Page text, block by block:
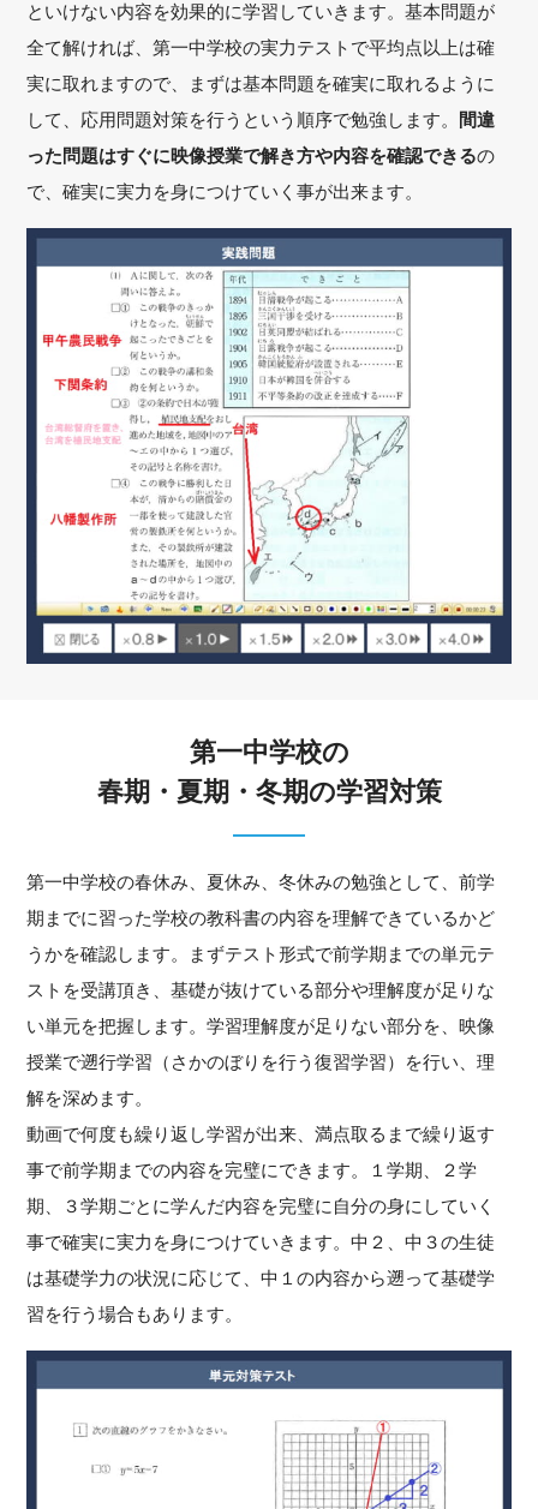
といけない内容を効果的に学習していきます。基本問題が
全て解ければ、第一中学校の実力テストで平均点以上は確
実に取れますので、まずは基本問題を確実に取れるように
して、応用問題対策を行うという順序で勉強します。 間違
った問題はすぐに映像授業で解き方や内容を確認できるの
で、確実に実力を身につけていく事が出来ます。
第一中学校の
春期・夏期・冬期の学習対策
第一中学校の春休み、夏休み、冬休みの勉強として、前学
期までに習った学校の教科書の内容を理解できているかど
うかを確認します。まずテスト形式で前学期までの単元テ
ストを受講頂き、基礎が抜けている部分や理解度が足りな
い単元を把握します。学習理解度が足りない部分を、映像
授業で遡行学習（さかのぼりを行う復習学習）を行い、理
解を深めます。
動画で何度も繰り返し学習が出来、満点取るまで繰り返す
事で前学期までの内容を完璧にできます。１学期、２学
期、３学期ごとに学んだ内容を完璧に自分の身にしていく
事で確実に実力を身につけていきます。中２、中３の生徒
は基礎学力の状況に応じて、中１の内容から遡って基礎学
習を行う場合もあります。